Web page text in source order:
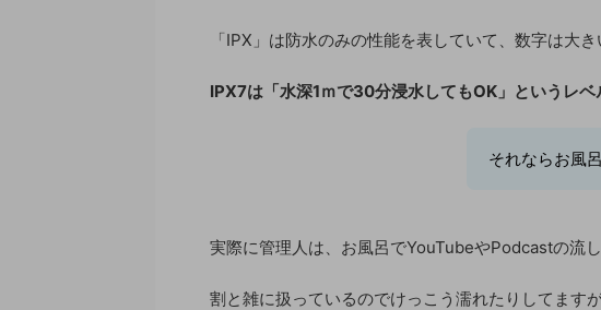
「IPX」は防水のみの性能を表していて、数字は大
IPX7は「水深1ｍで30分浸水してもOK」というレベ
それならお風
実際に管理人は、お風呂でYouTubeやPodcastの流し
割と雑に扱っているのでけっこう濡れたりしてます